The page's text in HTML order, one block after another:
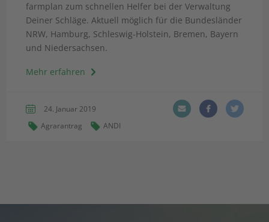
farmplan zum schnellen Helfer bei der Verwaltung
Deiner Schläge. Aktuell möglich für die Bundesländer
NRW, Hamburg, Schleswig-Holstein, Bremen, Bayern
und Niedersachsen.
Mehr erfahren
24. Januar 2019
Agrarantrag
ANDI